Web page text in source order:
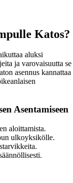
Katos?
aluksi
ja varovaisuutta se
asennus kannattaa
Asentamiseen
aloittamista.
ulkoyksikölle.